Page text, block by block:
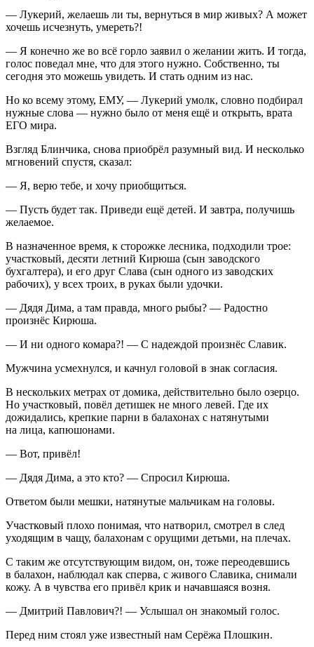
— Лукерий, желаешь ли ты, вернуться в мир живых? А может
хочешь исчезнуть, умереть?!
— Я конечно же во всё горло заявил о желании жить. И тогда,
голос поведал мне, что для этого нужно. Собственно, ты
сегодня это можешь увидеть. И стать одним из нас.
Но ко всему этому, ЕМУ, — Лукерий умолк, словно подбирал
нужные слова — нужно было от меня ещё и открыть, врата
ЕГО мира.
Взгляд Блинчика, снова приобрёл разумный вид. И несколько
мгновений спустя, сказал:
— Я, верю тебе, и хочу приобщиться.
— Пусть будет так. Приведи ещё детей. И завтра, получишь
желаемое.
В назначенное время, к сторожке лесника, подходили трое:
участковый, десяти летний Кирюша (сын заводского
бухгалтера), и его друг Слава (сын одного из заводских
рабочих), у всех троих, в руках были удочки.
— Дядя Дима, а там правда, много рыбы? — Радостно
произнёс Кирюша.
— И ни одного комара?! — С надеждой произнёс Славик.
Мужчина усмехнулся, и качнул головой в знак согласия.
В нескольких метрах от домика, действительно было озерцо.
Но участковый, повёл детишек не много левей. Где их
дожидались, крепкие парни в балахонах с натянутыми
на лица, капюшонами.
— Вот, привёл!
— Дядя Дима, а это кто? — Спросил Кирюша.
Ответом были мешки, натянутые мальчикам на головы.
Участковый плохо понимая, что натворил, смотрел в след
уходящим в чащу, балахонам с орущими детьми, на плечах.
С таким же отсутствующим видом, он, тоже переодевшись
в балахон, наблюдал как сперва, с живого Славика, снимали
кожу. А в чувства его привёл крик и начавшаяся возня.
— Дмитрий Павлович?! — Услышал он знакомый голос.
Перед ним стоял уже известный нам Серёжа Плошкин.